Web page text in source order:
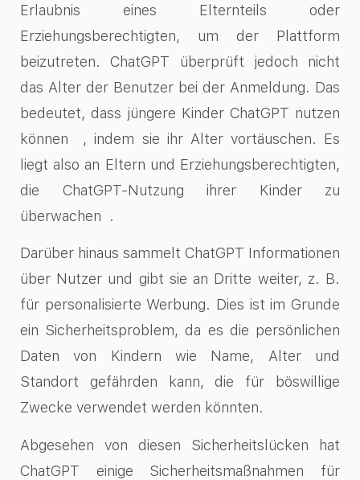
Erlaubnis eines Elternteils oder
Erziehungsberechtigten, um der Plattform
beizutreten. ChatGPT überprüft jedoch nicht
das Alter der Benutzer bei der Anmeldung. Das
bedeutet, dass jüngere Kinder ChatGPT nutzen
können , indem sie ihr Alter vortäuschen. Es
liegt also an Eltern und Erziehungsberechtigten,
die ChatGPT-Nutzung ihrer Kinder zu
überwachen .
Darüber hinaus sammelt ChatGPT Informationen
über Nutzer und gibt sie an Dritte weiter, z. B.
für personalisierte Werbung. Dies ist im Grunde
ein Sicherheitsproblem, da es die persönlichen
Daten von Kindern wie Name, Alter und
Standort gefährden kann, die für böswillige
Zwecke verwendet werden könnten.
Abgesehen von diesen Sicherheitslücken hat
ChatGPT einige Sicherheitsmaßnahmen für